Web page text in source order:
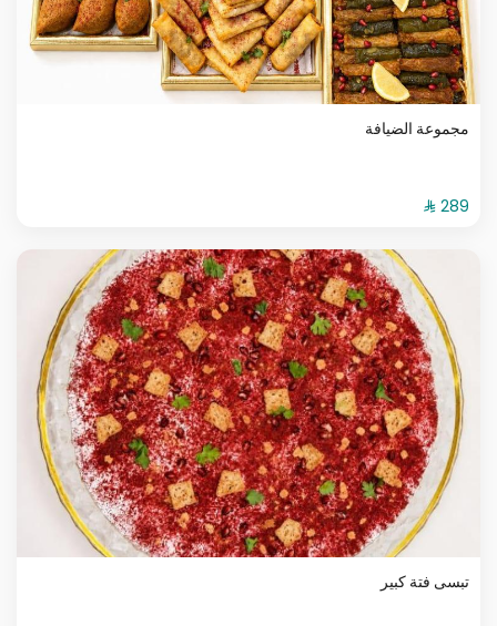
مجموعة الضيافة
تبسى فتة كبير